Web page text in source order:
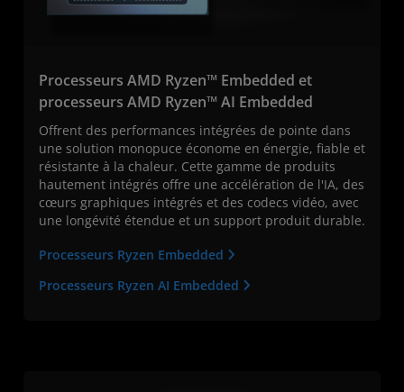
Processeurs AMD Ryzen™ Embedded et
processeurs AMD Ryzen™ AI Embedded
Offrent des performances intégrées de pointe dans
une solution monopuce économe en énergie, fiable et
résistante à la chaleur. Cette gamme de produits
hautement intégrés offre une accélération de l'IA, des
cœurs graphiques intégrés et des codecs vidéo, avec
une longévité étendue et un support produit durable.
Processeurs Ryzen Embedded
Processeurs Ryzen AI Embedded